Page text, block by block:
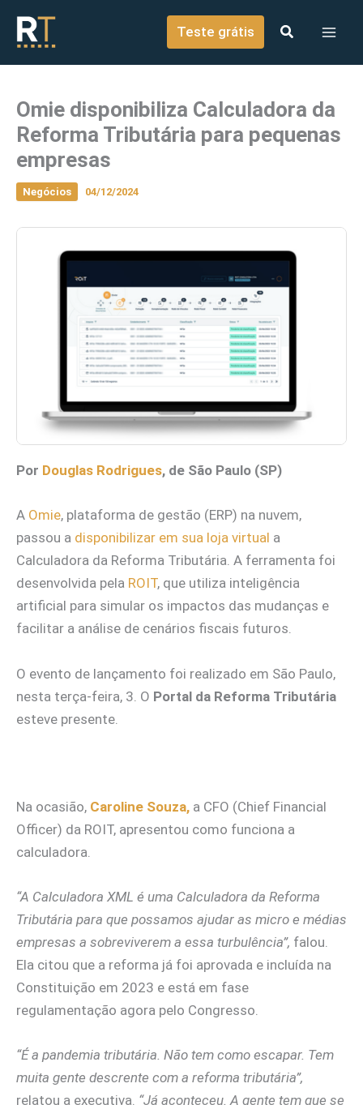
conteúdo
Teste grátis
Omie disponibiliza Calculadora da
Reforma Tributária para pequenas
empresas
Negócios 04/12/2024
Por Douglas Rodrigues, de São Paulo (SP)
A Omie, plataforma de gestão (ERP) na nuvem,
passou a disponibilizar em sua loja virtual a
Calculadora da Reforma Tributária. A ferramenta foi
desenvolvida pela ROIT, que utiliza inteligência
artificial para simular os impactos das mudanças e
facilitar a análise de cenários fiscais futuros.
O evento de lançamento foi realizado em São Paulo,
nesta terça-feira, 3. O Portal da Reforma Tributária
esteve presente.
Na ocasião, Caroline Souza, a CFO (Chief Financial
Officer) da ROIT, apresentou como funciona a
calculadora.
“A Calculadora XML é uma Calculadora da Reforma
Tributária para que possamos ajudar as micro e médias
empresas a sobreviverem a essa turbulência”, falou.
Ela citou que a reforma já foi aprovada e incluída na
Constituição em 2023 e está em fase
regulamentação agora pelo Congresso.
“É a pandemia tributária. Não tem como escapar. Tem
muita gente descrente com a reforma tributária”,
relatou a executiva. “Já aconteceu. A gente tem que se